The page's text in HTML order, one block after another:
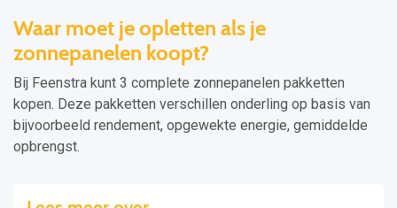
Waar moet je opletten als je
zonnepanelen koopt?
Bij Feenstra kunt 3 complete zonnepanelen pakketten
kopen. Deze pakketten verschillen onderling op basis van
bijvoorbeeld rendement, opgewekte energie, gemiddelde
opbrengst.